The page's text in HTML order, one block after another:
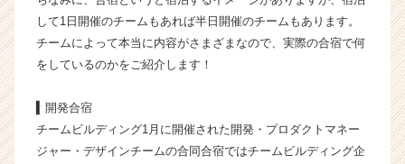
チ
ア
キ
ャ
（C
して1日開催のチームもあれば半日開催のチームもあります。
チームによって本当に内容がさまざまなので、実際の合宿で何
をしているのかをご紹介します！
▍開発合宿
チームビルディング1月に開催された開発・プロダクトマネー
ジャー・デザインチームの合同合宿ではチームビルディング企